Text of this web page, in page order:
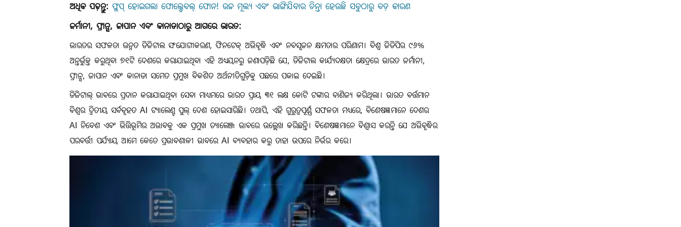
ଅଧିକ ପଢ଼ନ୍ତୁ: ଫ୍ଳପ୍ ହୋଇଗଲା ଫୋଲ୍ଡେବଲ୍ ଫୋନ! ଉଚ୍ଚ ମୂଲ୍ୟ ଏବଂ ଭାଙ୍ଗିଯିବାର ଚିନ୍ତା ହେଉଛି ସବୁଠାରୁ ବଡ଼ କାରଣ
ଜର୍ମାନୀ, ଫ୍ରାନ୍ସ, ଜାପାନ ଏବଂ କାନାଡାଠାରୁ ଆଗରେ ଭାରତ:
ଭାରତର ସଫଳତା ଉନ୍ନତ ଡିଜିଟାଲ ସଂଯୋଗୀକରଣ, ଫିନଟେକ୍ ଅଭିବୃଦ୍ଧି ଏବଂ ନବସୃଜନ କ୍ଷମତାର ପରିଣାମ। ବିଶ୍ୱ ଜିଡିପିର ୯୬%
ଅନ୍ତର୍ଭୁକ୍ତ କରୁଥିବା ୭୧ଟି ଦେଶରେ କରାଯାଇଥିବା ଏହି ଅଧ୍ୟୟନରୁ ଜଣାପଡ଼ିଛି ଯେ, ଡିଜିଟାଲ କାର୍ଯ୍ୟଦକ୍ଷତା କ୍ଷେତ୍ରରେ ଭାରତ ଜର୍ମାନୀ,
ଫ୍ରାନ୍ସ, ଜାପାନ ଏବଂ କାନାଡା ସମେତ ପ୍ରମୁଖ ବିକଶିତ ଅର୍ଥନୀତିଗୁଡ଼ିକୁ ପଛରେ ପକାଇ ଦେଇଛି।
ଡିଜିଟାଲ୍ ଭାବରେ ପ୍ରଦାନ କରାଯାଇଥିବା ସେବା ମାଧ୍ୟମରେ ଭାରତ ପ୍ରାୟ ୩୧ ଲକ୍ଷ କୋଟି ଟଙ୍କାର ବାଣିଜ୍ୟ କରିଥିଲା। ଭାରତ ବର୍ତ୍ତମାନ
ବିଶ୍ୱର ଦ୍ୱିତୀୟ ସର୍ବବୃହତ AI ଟ୍ୟାଲେଣ୍ଟ ପୁଲ୍ ଦେଶ ହୋଇସାରିଛି। ତଥାପି, ଏହି ଗୁରୁତ୍ୱପୂର୍ଣ୍ଣ ସଫଳତା ମଧ୍ୟରେ, ବିଶେଷଜ୍ଞମାନେ ଦେଶର
AI ନିବେଶ ଏବଂ ଭିତ୍ତିଭୂମିର ଅଭାବକୁ ଏକ ପ୍ରମୁଖ ଚ୍ୟାଲେଞ୍ଜ ଭାବରେ ଉଲ୍ଲେଖ କରିଛନ୍ତି। ବିଶେଷଜ୍ଞମାନେ ବିଶ୍ୱାସ କରନ୍ତି ଯେ ଅଭିବୃଦ୍ଧିର
ପରବର୍ତ୍ତୀ ପର୍ଯ୍ୟାୟ ଆମେ କେତେ ପ୍ରଭାବଶାଳୀ ଭାବରେ AI ବ୍ୟବହାର କରୁ ତାହା ଉପରେ ନିର୍ଭର କରେ।